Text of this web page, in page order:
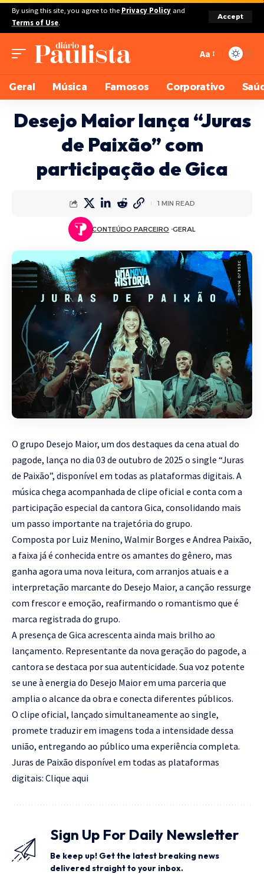
By using this site, you agree to the Privacy Policy and
Terms of Use.
Accept
Aa
Geral Música Famosos Corporativo
Desejo Maior lança “Juras
de Paixão” com
participação de Gica
CONTEÚDO PARCEIRO GERAL
1 MIN READ
O grupo Desejo Maior, um dos destaques da cena atual do
pagode, lança no dia 03 de outubro de 2025 o single “Juras
de Paixão”, disponível em todas as plataformas digitais. A
música chega acompanhada de clipe oficial e conta com a
participação especial da cantora Gica, consolidando mais
um passo importante na trajetória do grupo.
Composta por Luiz Menino, Walmir Borges e Andrea Paixão,
a faixa já é conhecida entre os amantes do gênero, mas
ganha agora uma nova leitura, com arranjos atuais e a
interpretação marcante do Desejo Maior, a canção ressurge
com frescor e emoção, reafirmando o romantismo que é
marca registrada do grupo.
A presença de Gica acrescenta ainda mais brilho ao
lançamento. Representante da nova geração do pagode, a
cantora se destaca por sua autenticidade. Sua voz potente
se une à energia do Desejo Maior em uma parceria que
amplia o alcance da obra e conecta diferentes públicos.
O clipe oficial, lançado simultaneamente ao single,
promete traduzir em imagens toda a intensidade dessa
união, entregando ao público uma experiência completa.
Juras de Paixão disponível em todas as plataformas
digitais: Clique aqui
Sign Up For Daily Newsletter
Be keep up! Get the latest breaking news
delivered straight to your inbox.